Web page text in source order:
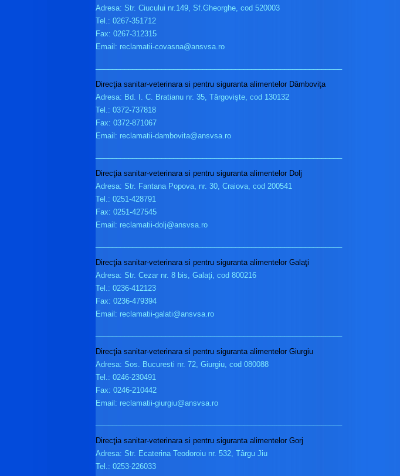
Adresa: Str. Ciucului nr.149, Sf.Gheorghe, cod 520003
Tel.: 0267-351712
Fax: 0267-312315
Email: reclamatii-covasna@ansvsa.ro
Direcţia sanitar-veterinara si pentru siguranta alimentelor Dâmboviţa
Adresa: Bd. I. C. Bratianu nr. 35, Târgovişte, cod 130132
Tel.: 0372-737818
Fax: 0372-871067
Email: reclamatii-dambovita@ansvsa.ro
Direcţia sanitar-veterinara si pentru siguranta alimentelor Dolj
Adresa: Str. Fantana Popova, nr. 30, Craiova, cod 200541
Tel.: 0251-428791
Fax: 0251-427545
Email: reclamatii-dolj@ansvsa.ro
Direcţia sanitar-veterinara si pentru siguranta alimentelor Galaţi
Adresa: Str. Cezar nr. 8 bis, Galaţi, cod 800216
Tel.: 0236-412123
Fax: 0236-479394
Email: reclamatii-galati@ansvsa.ro
Direcţia sanitar-veterinara si pentru siguranta alimentelor Giurgiu
Adresa: Sos. Bucuresti nr. 72, Giurgiu, cod 080088
Tel.: 0246-230491
Fax: 0246-210442
Email: reclamatii-giurgiu@ansvsa.ro
Direcţia sanitar-veterinara si pentru siguranta alimentelor Gorj
Adresa: Str. Ecaterina Teodoroiu nr. 532, Târgu Jiu
Tel.: 0253-226033